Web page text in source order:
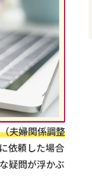
夫婦関係調整
依頼した場合
疑問が浮かぶ